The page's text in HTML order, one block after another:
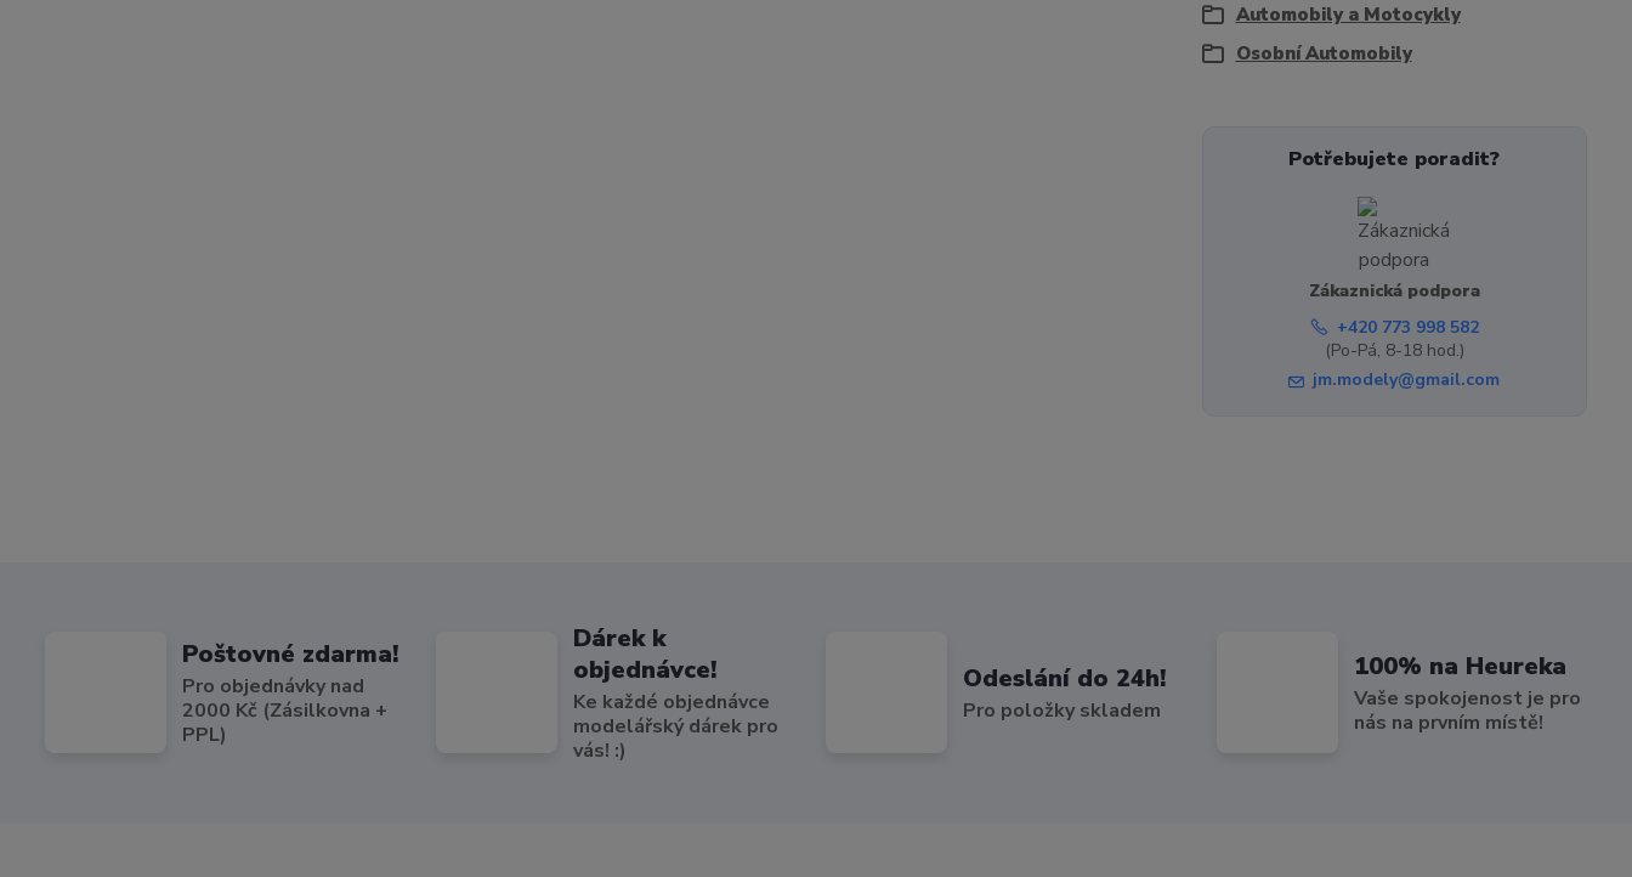
Automobily a Motocykly
Osobní Automobily
Potřebujete poradit?
Zákaznická podpora
+420 773 998 582
(Po-Pá, 8-18 hod.)
jm.modely@gmail.com
Poštovné zdarma!
Pro objednávky nad
2000 Kč (Zásilkovna +
PPL)
Dárek k
objednávce!
Ke každé objednávce
modelářský dárek pro
vás! :)
Odeslání do 24h!
Pro položky skladem
100% na Heureka
Vaše spokojenost je pro
nás na prvním místě!